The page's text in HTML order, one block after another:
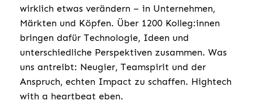
wirklich etwas verändern – in Unternehmen,
Märkten und Köpfen. Über 1200 Kolleg:innen
bringen dafür Technologie, Ideen und
unterschiedliche Perspektiven zusammen. Was
uns antreibt: Neugier, Teamspirit und der
Anspruch, echten Impact zu schaffen. Hightech
with a heartbeat eben.